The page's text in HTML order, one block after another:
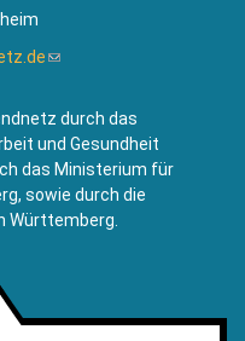
(Link
Mail)
durch das
und Gesundheit
das Ministerium für
sowie durch die
Württemberg.